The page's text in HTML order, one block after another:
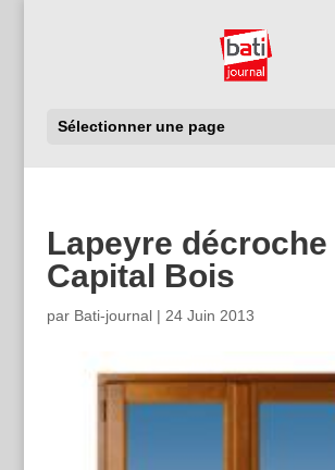
Sélectionner une page
Lapeyre décroche
Capital Bois
par Bati-journal| 24 Juin 2013